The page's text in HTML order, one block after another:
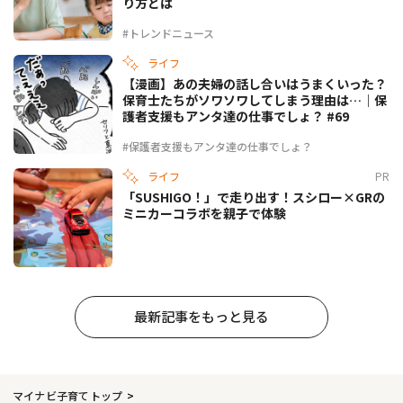
#トレンドニュース
ライフ
#保護者支援もアンタ達の仕事でしょ？
【漫画】あの夫婦の話し合いはうまくいった？
保育士たちがソワソワしてしまう理由は…｜保
護者支援もアンタ達の仕事でしょ？ #69
ライフ PR
「SUSHIGO！」で走り出す！スシロー×GRの
ミニカーコラボを親子で体験
最新記事をもっと見る
マイナビ子育てトップ